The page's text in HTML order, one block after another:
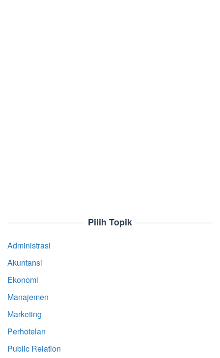
Pilih Topik
Administrasi
Akuntansi
Ekonomi
Manajemen
Marketing
Perhotelan
Public Relation